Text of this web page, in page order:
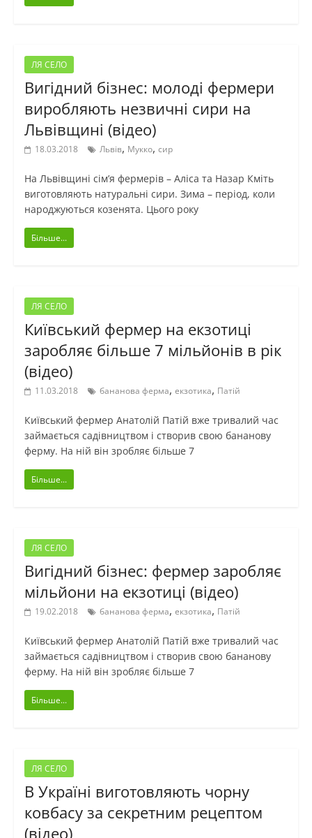
ЛЯ СЕЛО
Вигідний бізнес: молоді фермери
виробляють незвичні сири на
Львівщині (відео)
18.03.2018 Львів, Мукко, сир
На Львівщині сім’я фермерів – Аліса та Назар Кміть
виготовляють натуральні сири. Зима – період, коли
народжуються козенята. Цього року
Більше...
ЛЯ СЕЛО
Київський фермер на екзотиці
заробляє більше 7 мільйонів в рік
(відео)
11.03.2018 бананова ферма, екзотика, Патій
Київський фермер Анатолій Патій вже тривалий час
займається садівництвом і створив свою бананову
ферму. На ній він зробляє більше 7
Більше...
ЛЯ СЕЛО
Вигідний бізнес: фермер заробляє
мільйони на екзотиці (відео)
19.02.2018 бананова ферма, екзотика, Патій
Київський фермер Анатолій Патій вже тривалий час
займається садівництвом і створив свою бананову
ферму. На ній він зробляє більше 7
Більше...
ЛЯ СЕЛО
В Україні виготовляють чорну
ковбасу за секретним рецептом
(відео)